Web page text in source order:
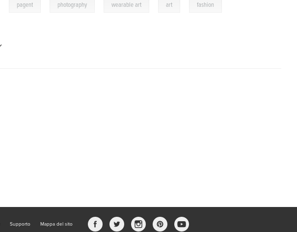
pagent photography wearable art art fashion
Supporto Mappa del sito